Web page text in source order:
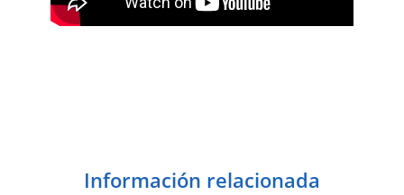
Información relacionada